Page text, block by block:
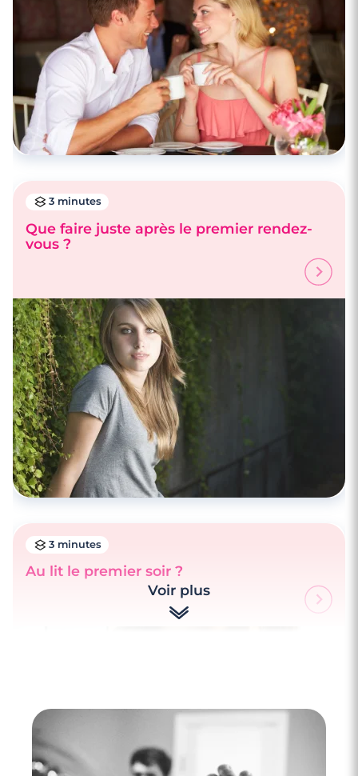
3 minutes
Que faire juste après le premier rendez-
vous ?
3 minutes
Au lit le premier soir ?
Voir plus